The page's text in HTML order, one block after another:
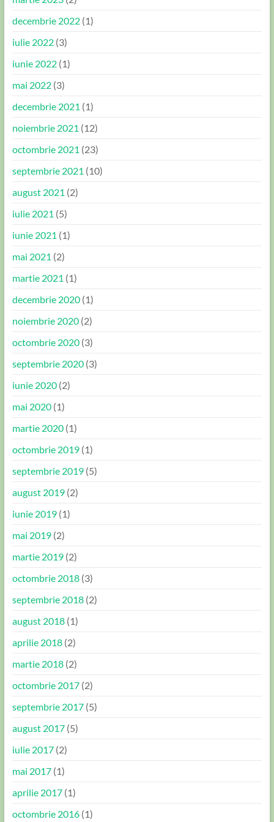
decembrie 2022(1)
iulie 2022(3)
iunie 2022(1)
mai 2022(3)
decembrie 2021 (1)
noiembrie 2021 (12)
octombrie 2021 (23)
septembrie 2021 (10)
august 2021 (2)
iulie 2021 (5)
iunie 2021 (1)
mai 2021 (2)
martie 2021 (1)
decembrie 2020(1)
noiembrie 2020(2)
octombrie 2020(3)
septembrie 2020(3)
iunie 2020(2)
mai 2020(1)
martie 2020(1)
octombrie 2019(1)
septembrie 2019(5)
august 2019(2)
iunie 2019(1)
mai 2019(2)
martie 2019(2)
octombrie 2018(3)
septembrie 2018(2)
august 2018(1)
aprilie 2018(2)
martie 2018(2)
octombrie 2017(2)
septembrie 2017(5)
august 2017(5)
iulie 2017(2)
mai 2017(1)
aprilie 2017(1)
octombrie 2016(1)